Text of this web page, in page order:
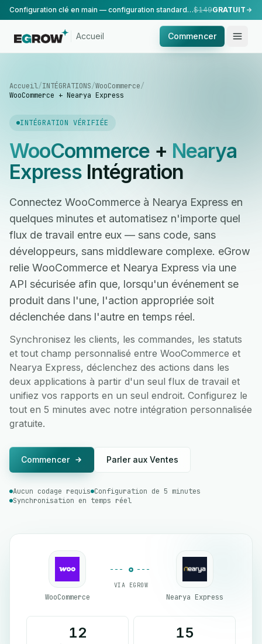
Configuration clé en main — configuration standard, réalisée par notre équipe.$149GRATUIT
Accueil Commencer
Accueil/INTÉGRATIONS/WooCommerce/
WooCommerce + Nearya Express
INTÉGRATION VÉRIFIÉE
WooCommerce+ Nearya
ExpressIntégration
Connectez WooCommerce à Nearya Express en
quelques minutes et automatisez n'importe quel
flux de travail entre eux — sans code, sans
développeurs, sans middleware complexe. eGrow
relie WooCommerce et Nearya Express via une
API sécurisée afin que, lorsqu'un événement se
produit dans l'une, l'action appropriée soit
déclenchée dans l'autre en temps réel.
Synchronisez les clients, les commandes, les statuts
et tout champ personnalisé entre WooCommerce et
Nearya Express, déclenchez des actions dans les
deux applications à partir d'un seul flux de travail et
unifiez vos rapports en un seul endroit. Configurez le
tout en 5 minutes avec notre intégration personnalisée
gratuite.
Commencer Parler aux Ventes
Aucun codage requis Configuration de 5 minutes
Synchronisation en temps réel
WooCommerce
VIA EGROW
Nearya Express
12 15